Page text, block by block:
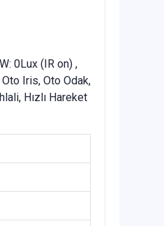
0Lux (IR on) ,
Iris, Oto Odak,
Hızlı Hareket